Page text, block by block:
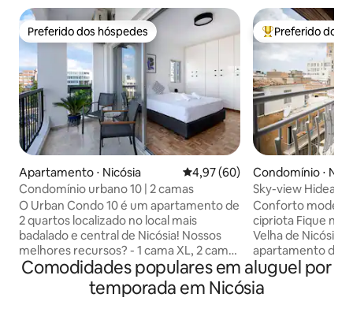
Preferido dos hóspedes
Preferido dos hóspedes
Apartamento ⋅ Nicósia 4,97 de uma avaliação média
4,97 (60)
Condomínio urbano 10 | 2 camas
O Urban Condo 10 é um apartamento de
2 quartos localizado no local mais
badalado e central de Nicósia! Nossos
melhores recursos? - 1 cama XL, 2 camas
de solteiro, 1 sofá-cama - Netflix grátis -
Lojas e bares mais badalados na esquina
- Café, produtos de higiene pessoal e
Entre os
Preferido dos
Condomínio ⋅
Sky-view
estacionamento
Conforto
cipriota Fique no coração da Cidade
Velha de Nicósia
apartamento de
varanda coberta
vistas
Desfrute de uma
Comodidades populares em aluguel por
temporada em Nicósia